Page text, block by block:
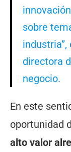
sobre
directora
negocio.
En este
oportunidad
alto valor